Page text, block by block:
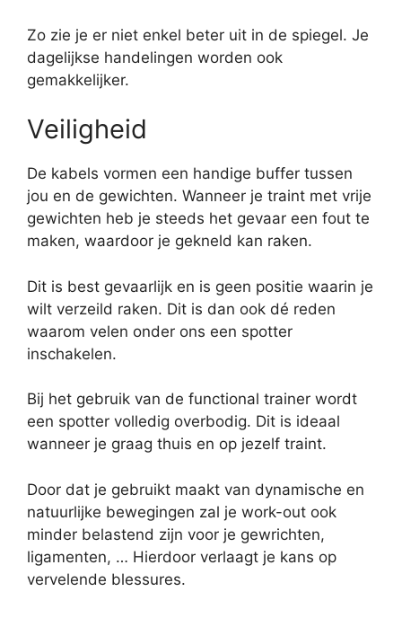
Zo zie je er niet enkel beter uit in de spiegel. Je
dagelijkse handelingen worden ook
gemakkelijker.
Veiligheid
De kabels vormen een handige buffer tussen
jou en de gewichten. Wanneer je traint met vrije
gewichten heb je steeds het gevaar een fout te
maken, waardoor je gekneld kan raken.
Dit is best gevaarlijk en is geen positie waarin je
wilt verzeild raken. Dit is dan ook dé reden
waarom velen onder ons een spotter
inschakelen.
Bij het gebruik van de functional trainer wordt
een spotter volledig overbodig. Dit is ideaal
wanneer je graag thuis en op jezelf traint.
Door dat je gebruikt maakt van dynamische en
natuurlijke bewegingen zal je work-out ook
minder belastend zijn voor je gewrichten,
ligamenten, … Hierdoor verlaagt je kans op
vervelende blessures.